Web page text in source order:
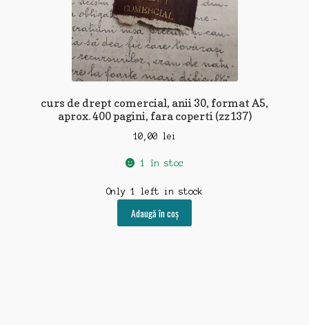
curs de drept comercial, anii 30, format A5,
aprox. 400 pagini, fara coperti (zz137)
10,00 lei
1 în stoc
Only 1 left in stock
Adaugă în coș